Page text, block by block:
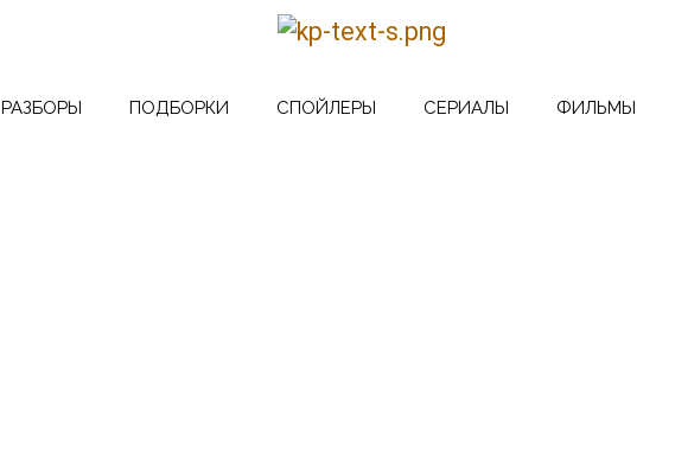
РАЗБОРЫ ПОДБОРКИ СПОЙЛЕРЫ СЕРИАЛЫ ФИЛЬМЫ